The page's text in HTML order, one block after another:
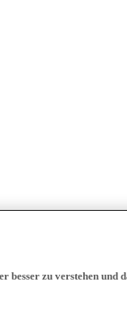
besser zu verstehen und